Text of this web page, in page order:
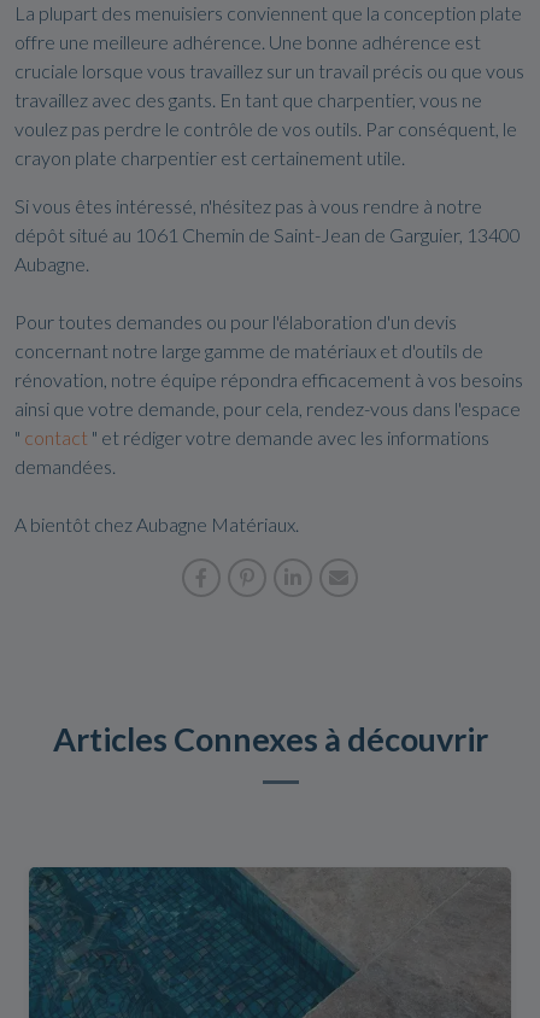
La plupart des menuisiers conviennent que la conception plate
offre une meilleure adhérence. Une bonne adhérence est
cruciale lorsque vous travaillez sur un travail précis ou que vous
travaillez avec des gants. En tant que charpentier, vous ne
voulez pas perdre le contrôle de vos outils. Par conséquent, le
crayon plate charpentier est certainement utile.
Si vous êtes intéressé, n'hésitez pas à vous rendre à notre
dépôt situé au 1061 Chemin de Saint-Jean de Garguier, 13400
Aubagne.
Pour toutes demandes ou pour l'élaboration d'un devis
concernant notre large gamme de matériaux et d'outils de
rénovation, notre équipe répondra efficacement à vos besoins
ainsi que votre demande, pour cela, rendez-vous dans l'espace
" contact " et rédiger votre demande avec les informations
demandées.
A bientôt chez Aubagne Matériaux.
Articles Connexes à découvrir